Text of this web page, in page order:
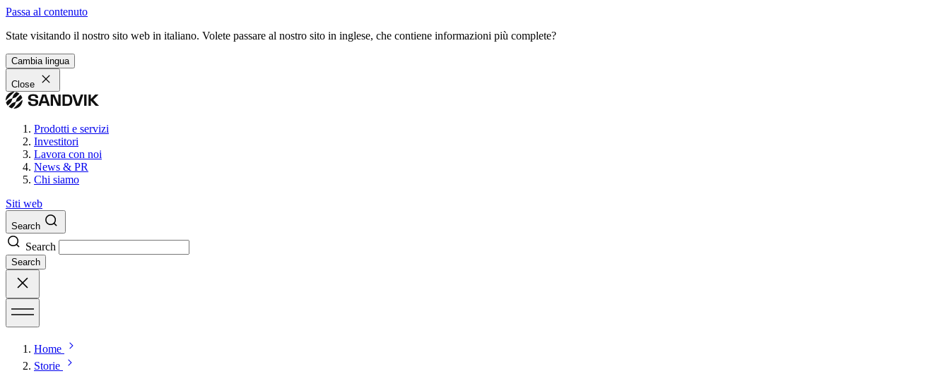
Passa al contenuto
State visitando il nostro sito web in italiano. Volete passare al nostro sito in inglese, che contiene informazioni più complete?
Cambia lingua
Close
Prodotti e servizi
Investitori
Lavora con noi
News & PR
Chi siamo
Siti web
Search
Search
Search
Home
Storie